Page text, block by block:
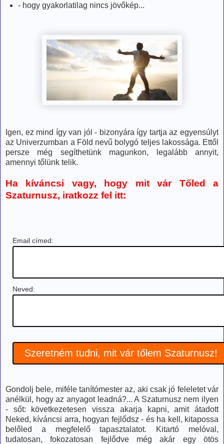
- hogy gyakorlatilag nincs jövőkép...
Igen, ez mind így van jól - bizonyára így tartja az egyensúlyt
az Univerzumban a Föld nevű bolygó teljes lakossága. Ettől
persze még segíthetünk magunkon, legalább annyit,
amennyi tőlünk telik.
Ha kíváncsi vagy, hogy mit vár Tőled a
Szaturnusz, iratkozz fel itt:
Email címed:
Neved:
Gondolj bele, miféle tanítómester az, aki csak jó feleletet vár
anélkül, hogy az anyagot leadná?... A Szaturnusz nem ilyen
- sőt: következetesen vissza akarja kapni, amit átadott
Neked, kíváncsi arra, hogyan fejlődsz - és ha kell, kitapossa
belőled a megfelelő tapasztalatot. Kitartó melóval,
tudatosan, fokozatosan fejlődve még akár egy ötös